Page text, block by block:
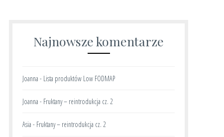
Najnowsze komentarze
Joanna - Lista produktów Low FODMAP
Joanna - Fruktany – reintrodukcja cz. 2
Asia - Fruktany – reintrodukcja cz. 2